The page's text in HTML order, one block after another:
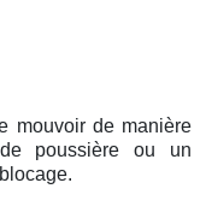
mouvoir de manière
de poussière ou un